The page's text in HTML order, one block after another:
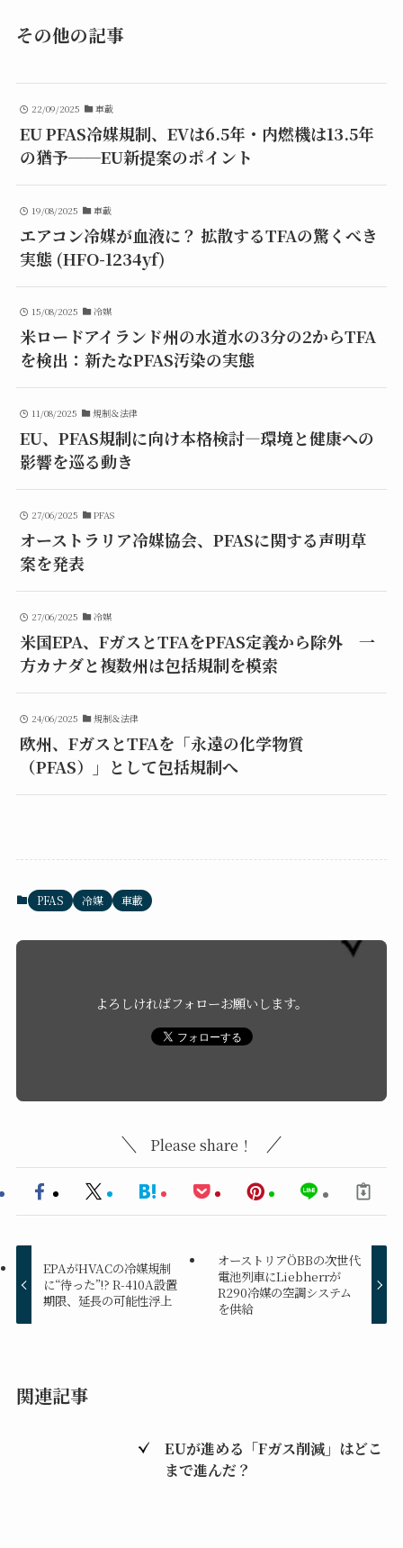
その他の記事
22/09/2025 車載
EU PFAS冷媒規制、EVは6.5年・内燃機は13.5年
の猶予──EU新提案のポイント
19/08/2025 車載
エアコン冷媒が血液に？ 拡散するTFAの驚くべき
実態 (HFO-1234yf)
15/08/2025 冷媒
米ロードアイランド州の水道水の3分の2からTFA
を検出：新たなPFAS汚染の実態
11/08/2025 規制＆法律
EU、PFAS規制に向け本格検討—環境と健康への
影響を巡る動き
27/06/2025 PFAS
オーストラリア冷媒協会、PFASに関する声明草
案を発表
27/06/2025 冷媒
米国EPA、FガスとTFAをPFAS定義から除外 一
方カナダと複数州は包括規制を模索
24/06/2025 規制＆法律
欧州、FガスとTFAを「永遠の化学物質
（PFAS）」として包括規制へ
PFAS 冷媒 車載
よろしければフォローお願いします。
Please share！
EPAがHVACの冷媒規制
に“待った”!? R-410A設置
期限、延長の可能性浮上
オーストリアÖBBの次世代
電池列車にLiebherrが
R290冷媒の空調システム
を供給
関連記事
EUが進める「Fガス削減」はどこ
まで進んだ？